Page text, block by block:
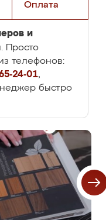
Оплата
и
Просто
телефонов:
24-01,
быстро